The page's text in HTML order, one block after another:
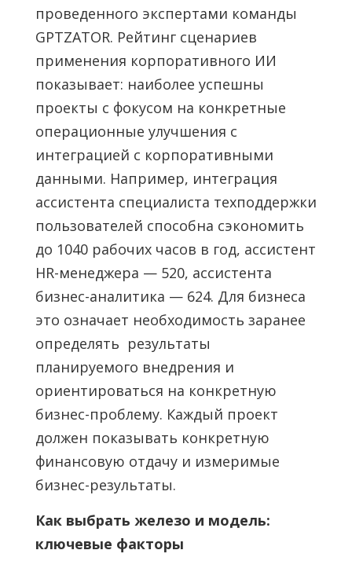
проведенного экспертами команды
GPTZATOR. Рейтинг сценариев
применения корпоративного ИИ
показывает: наиболее успешны
проекты с фокусом на конкретные
операционные улучшения с
интеграцией с корпоративными
данными. Например, интеграция
ассистента специалиста техподдержки
пользователей способна сэкономить
до 1040 рабочих часов в год, ассистент
HR-менеджера — 520, ассистента
бизнес-аналитика — 624. Для бизнеса
это означает необходимость заранее
определять результаты
планируемого внедрения и
ориентироваться на конкретную
бизнес-проблему. Каждый проект
должен показывать конкретную
финансовую отдачу и измеримые
бизнес-результаты.
Как выбрать железо и модель:
ключевые факторы